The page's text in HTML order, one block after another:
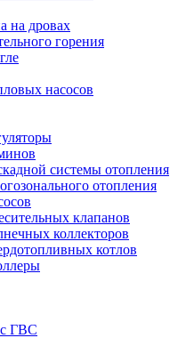
на дровах
горения
насосов
системы отопления
отопления
клапанов
коллекторов
котлов
с ГВС